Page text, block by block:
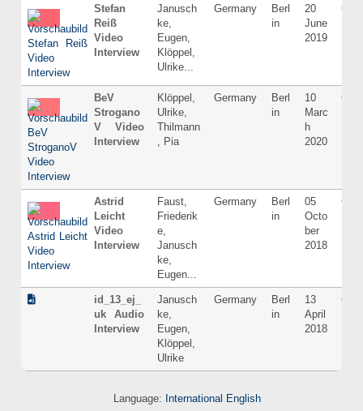
Stefan
Reiß
Video
Interview
Janusch
ke,
Eugen,
Klöppel,
Ulrike...
Germany
Berl
in
20
June
2019
BeV
Strogano
V Video
Interview
Klöppel,
Ulrike,
Thilmann
, Pia
Germany
Berl
in
10
Marc
h
2020
Astrid
Leicht
Video
Interview
Faust,
Friederik
e,
Janusch
ke,
Eugen...
Germany
Berl
in
05
Octo
ber
2018
id_13_ej_
uk Audio
Interview
Janusch
ke,
Eugen,
Klöppel,
Ulrike
Germany
Berl
in
13
April
2018
Language: International English